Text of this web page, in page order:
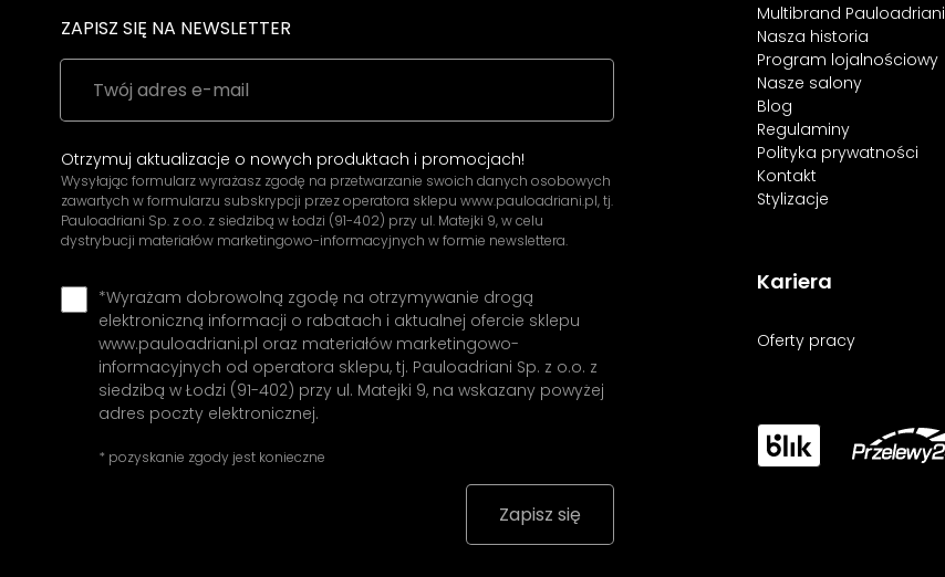
ZAPISZ SIĘ NA NEWSLETTER
Otrzymuj aktualizacje o nowych produktach i promocjach!
Wysyłając formularz wyrażasz zgodę na przetwarzanie swoich danych osobowych
zawartych w formularzu subskrypcji przez operatora sklepu www.pauloadriani.pl, tj.
Pauloadriani Sp. z o.o. z siedzibą w Łodzi (91-402) przy ul. Matejki 9, w celu
dystrybucji materiałów marketingowo-informacyjnych w formie newslettera.
*Wyrażam dobrowolną zgodę na otrzymywanie drogą
elektroniczną informacji o rabatach i aktualnej ofercie sklepu
www.pauloadriani.pl oraz materiałów marketingowo-
informacyjnych od operatora sklepu, tj. Pauloadriani Sp. z o.o. z
siedzibą w Łodzi (91-402) przy ul. Matejki 9, na wskazany powyżej
adres poczty elektronicznej.
* pozyskanie zgody jest konieczne
Multibrand Pauloadriani
Nasza historia
Program lojalnościowy
Nasze salony
Blog
Regulaminy
Polityka prywatności
Kontakt
Stylizacje
Kariera
Oferty pracy